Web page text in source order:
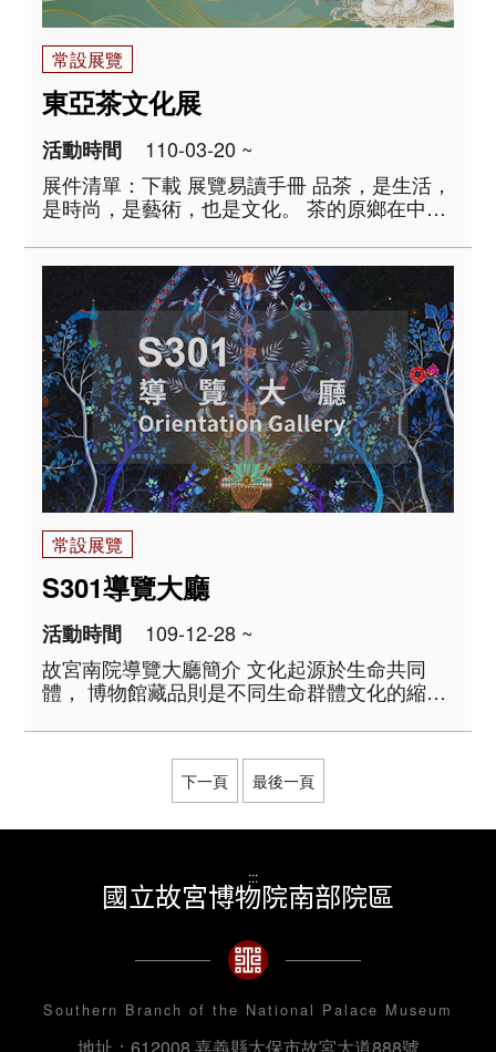
常設展覽
東亞茶文化展
活動時間
110-03-20 ~
展件清單：下載 展覽易讀手冊 品茶，是生活，
是時尚，是藝術，也是文化。 茶的原鄉在中
煮點啜，到今日的沖泡慢品。隨著製茶方式的
改變，茶器形式與品茗方法也隨之變化。漢地
飲茶習俗，透過使臣與貿易的傳播，融入蒙藏
人..
常設展覽
S301導覽大廳
活動時間
109-12-28 ~
故宮南院導覽大廳簡介 文化起源於生命共同
體， 博物館藏品則是不同生命群體文化的縮影
值信仰、工藝成就及藝術表現，一件藏品可訴
說的，遠不只一個時代的故事。 國立故宮博
物院典藏近七十萬件文物， ..
下一頁 最後一頁
:::
國立故宮博物院南部院區
Southern Branch of the National Palace Museum